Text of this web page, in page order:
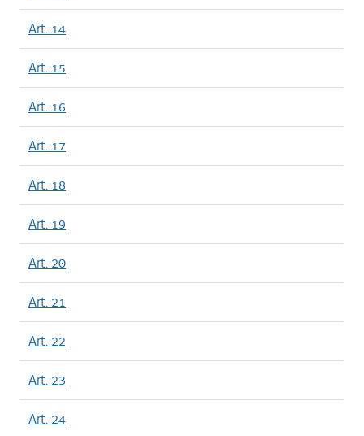
Art. 14
Art. 15
Art. 16
Art. 17
Art. 18
Art. 19
Art. 20
Art. 21
Art. 22
Art. 23
Art. 24